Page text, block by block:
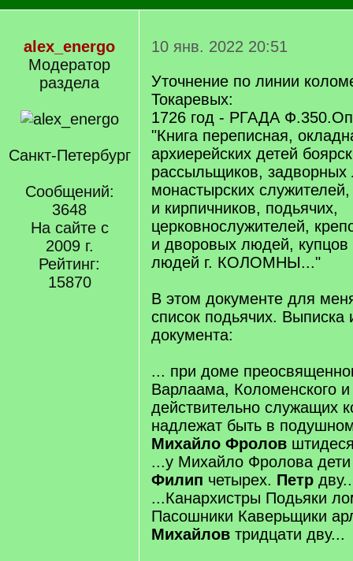
alex_energo
Модератор
раздела
Санкт-Петербург
Сообщений:
3648
На сайте с
2009 г.
Рейтинг:
15870
10 янв. 2022 20:51
Уточнение по линии
Токаревых:
1726 год - РГАДА
"Книга переписная,
архиерейских детей
рассыльщиков,
монастырских
и кирпичников, подьячих,
церковнослужителей,
и дворовых людей, купцов
людей г. КОЛОМНЫ..."
В этом документе для
список подьячих. Выписка
документа:
... при доме
Варлаама, Коломенского
действительно служащих
надлежат быть в
Михайло Фролов
...у Михайло Фролова
Филип четырех. Петр
...Канархистры Подьяки
Пасошники Каверьщики
Михайлов тридцати дву...